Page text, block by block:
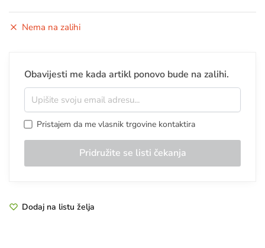
Nema na zalihi
Obavijesti me kada artikl ponovo bude na zalihi.
Pristajem da me vlasnik trgovine kontaktira
Dodaj na listu želja